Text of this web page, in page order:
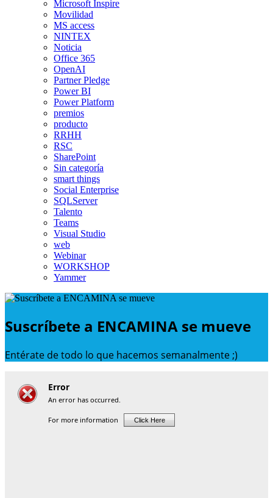
Microsoft Inspire
Movilidad
MS access
NINTEX
Noticia
Office 365
OpenAI
Partner Pledge
Power BI
Power Platform
premios
producto
RRHH
RSC
SharePoint
Sin categoría
smart things
Social Enterprise
SQLServer
Talento
Teams
Visual Studio
web
Webinar
WORKSHOP
Yammer
Suscríbete a ENCAMINA se mueve
Entérate de todo lo que hacemos semanalmente ;)